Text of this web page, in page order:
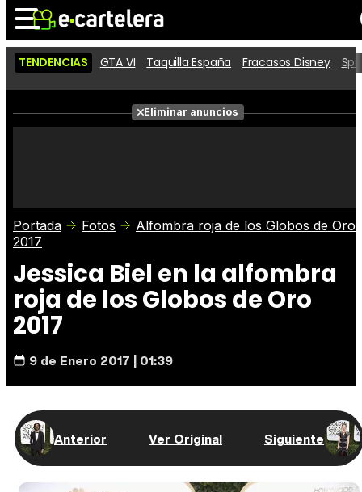
Noticias Cartelera
Películas
Críticas
Entradas
TENDENCIAS GTA VI Taquilla España Fracasos Disney
Eliminar anuncios
Portada Fotos
Alfombra roja de los Globos de Oro
2017
Jessica Biel en la alfombra
roja de los Globos de Oro
2017
9 de Enero 2017 | 01:39
Anterior Ver Original Siguiente